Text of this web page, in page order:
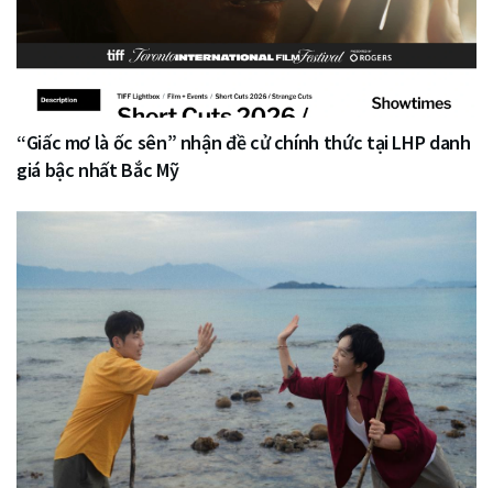
“Giấc mơ là ốc sên” nhận đề cử chính thức tại LHP danh
giá bậc nhất Bắc Mỹ